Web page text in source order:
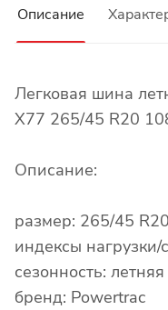
Описание
Легковая шина
X77 265/45 R20
Описание:
размер: 265/45 R20
индексы нагрузки/
сезонность: летняя
бренд: Powertrac